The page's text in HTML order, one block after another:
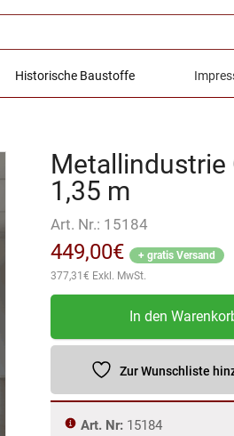
Historische Baustoffe
Metallindustrie
1,35 m
Art. Nr.: 15184
449,00€
+ gratis Versand
377,31€ Exkl. MwSt.
Metallindustrie
1850
Massivholz
1,35
In den
Zur Wunschliste
Art. Nr: 15184